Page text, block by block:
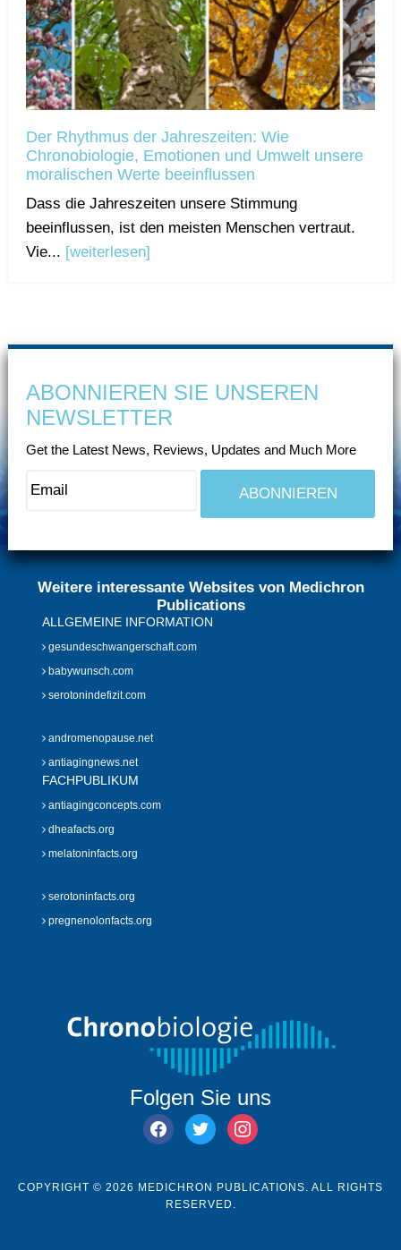
Der Rhythmus der Jahreszeiten: Wie
Chronobiologie, Emotionen und Umwelt unsere
moralischen Werte beeinflussen
Dass die Jahreszeiten unsere Stimmung
beeinflussen, ist den meisten Menschen vertraut.
Vie... [weiterlesen]
ABONNIEREN SIE UNSEREN
NEWSLETTER
Get the Latest News, Reviews, Updates and Much More
Weitere interessante Websites von Medichron
Publications
ALLGEMEINE INFORMATION
gesundeschwangerschaft.com
babywunsch.com
serotonindefizit.com
andromenopause.net
antiagingnews.net
FACHPUBLIKUM
antiagingconcepts.com
dheafacts.org
melatoninfacts.org
serotoninfacts.org
pregnenolonfacts.org
Folgen Sie uns
facebook
twitter instagram
COPYRIGHT © 2026 MEDICHRON PUBLICATIONS. ALL RIGHTS
RESERVED.